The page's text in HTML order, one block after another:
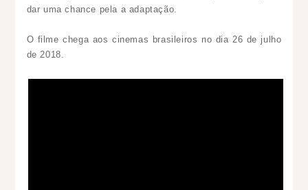
dar uma chance pela a adaptação.
O filme chega aos cinemas brasileiros no dia 26 de julho
de 2018.